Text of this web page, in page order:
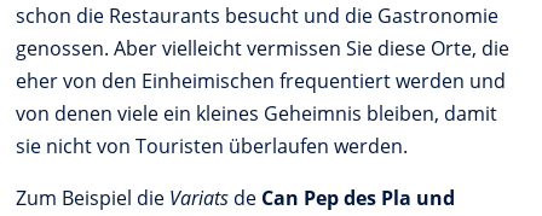
schon die Restaurants besucht und die Gastronomie
genossen. Aber vielleicht vermissen Sie diese Orte, die
eher von den Einheimischen frequentiert werden und
von denen viele ein kleines Geheimnis bleiben, damit
sie nicht von Touristen überlaufen werden.
Zum Beispiel die Variats de Can Pep des Pla und